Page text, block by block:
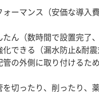
ーマンス（安価な導入
ん（数時間で設置完了、
できる（漏水防止&耐震
の外側に取り付けるた
切ったり、削ったり、